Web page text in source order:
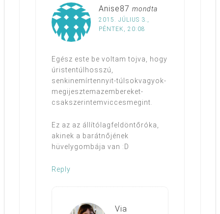
Anise87 mondta
2015. JÚLIUS 3.,
PÉNTEK, 20:08
Egész este be voltam tojva, hogy
úristentúlhosszú,
senkinemírtennyit-túlsokvagyok-
megijesztemazembereket-
csakszerintemviccesmegint.
Ez az az állítólagfeldöntőróka,
akinek a barátnőjének
hüvelygombája van :D
Reply
Via